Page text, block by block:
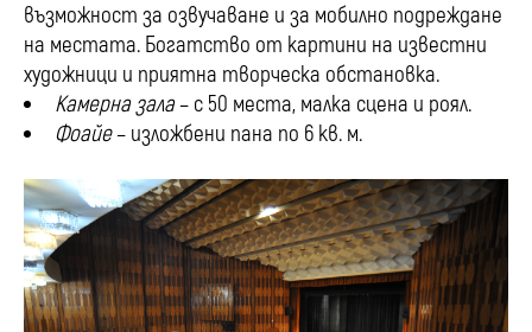
възможност за озвучаване и за мобилно подреждане
на местата. Богатство от картини на известни
художници и приятна творческа обстановка.
Камерна зала– с 50 места, малка сцена и роял.
Фоайе– изложбени пана по 6 кв. м.